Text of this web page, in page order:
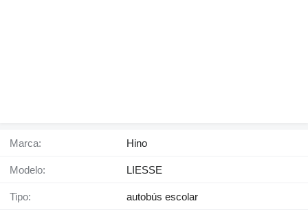
Marca: Hino
Modelo: LIESSE
Tipo: autobús escolar